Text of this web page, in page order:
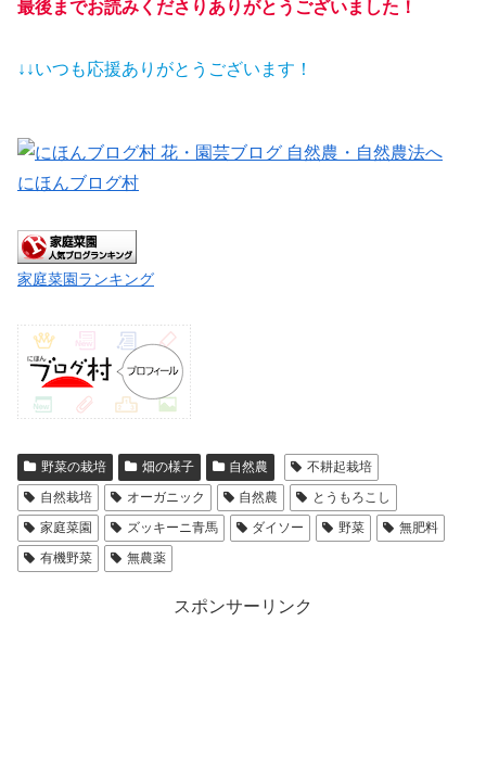
最後までお読みくださりありがとうございました！
↓↓いつも応援ありがとうございます！
にほんブログ村
家庭菜園ランキング
野菜の栽培 畑の様子 自然農
不耕起栽培
自然栽培
オーガニック 自然農
とうもろこし
家庭菜園
ズッキーニ青馬 ダイソー 野菜
無肥料
有機野菜
無農薬
スポンサーリンク